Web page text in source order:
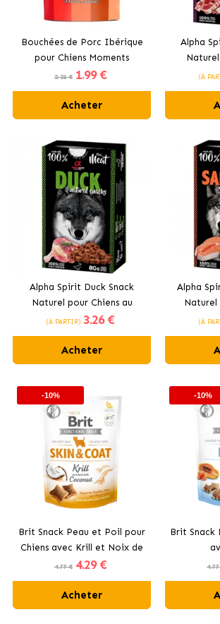
Bouchées de Porc Ibérique
pour Chiens Moments
2.21 € 1.99 €
Acheter
Alpha
(À
Alpha Spirit Duck Snack
Naturel pour Chiens au
Canard
(À PARTIR) 3.26 €
Acheter
Alpha
Naturel
(À
-10%
Brit Snack Peau et Poil pour
Chiens avec Krill et Noix de
Coco
4.77 € 4.29 €
Acheter
-10%
Brit Snack